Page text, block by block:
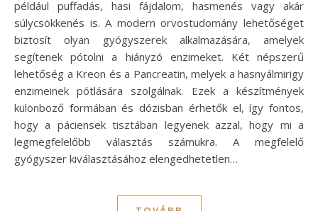
például puffadás, hasi fájdalom, hasmenés vagy akár
súlycsökkenés is. A modern orvostudomány lehetőséget
biztosít olyan gyógyszerek alkalmazására, amelyek
segítenek pótolni a hiányzó enzimeket. Két népszerű
lehetőség a Kreon és a Pancreatin, melyek a hasnyálmirigy
enzimeinek pótlására szolgálnak. Ezek a készítmények
különböző formában és dózisban érhetők el, így fontos,
hogy a páciensek tisztában legyenek azzal, hogy mi a
legmegfelelőbb választás számukra. A megfelelő
gyógyszer kiválasztásához elengedhetetlen…